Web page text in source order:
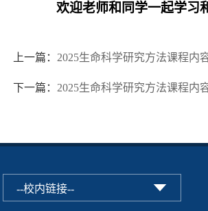
欢迎老师和同学一起学习
上一篇： 2025生命科学研究方法课程内
下一篇： 2025生命科学研究方法课程内